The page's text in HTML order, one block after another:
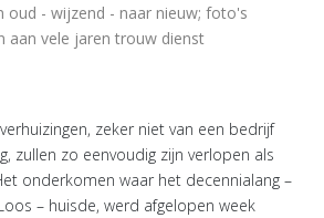
oud - wijzend - naar nieuw; foto's
aan vele jaren trouw dienst
verhuizingen, zeker niet van een bedrijf
zullen zo eenvoudig zijn verlopen als
onderkomen waar het decennialang –
– huisde, werd afgelopen week